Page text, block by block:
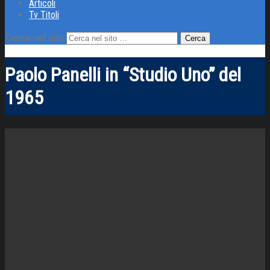
Articoli
Tv Titoli
Cerca nel sito
Paolo Panelli in “Studio Uno” del
1965